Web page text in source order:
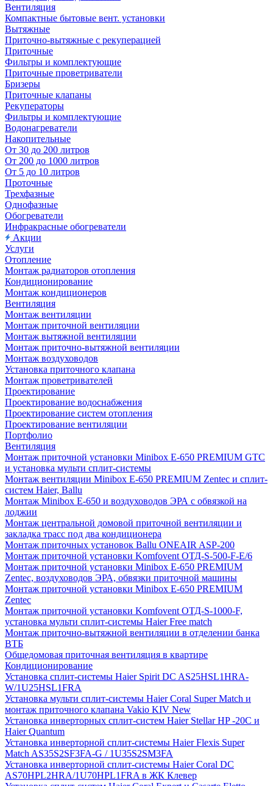
Вентиляция
Компактные бытовые вент. установки
Вытяжные
Приточно-вытяжные с рекуперацией
Приточные
Фильтры и комплектующие
Приточные проветриватели
Бризеры
Приточные клапаны
Рекуператоры
Фильтры и комплектующие
Водонагреватели
Накопительные
От 30 до 200 литров
От 200 до 1000 литров
От 5 до 10 литров
Проточные
Трехфазные
Однофазные
Обогреватели
Инфракрасные обогреватели
Акции
Услуги
Отопление
Монтаж радиаторов отопления
Кондиционирование
Монтаж кондиционеров
Вентиляция
Монтаж вентиляции
Монтаж приточной вентиляции
Монтаж вытяжной вентиляции
Монтаж приточно-вытяжной вентиляции
Монтаж воздуховодов
Установка приточного клапана
Монтаж проветривателей
Проектирование
Проектирование водоснабжения
Проектирование систем отопления
Проектирование вентиляции
Портфолио
Вентиляция
Монтаж приточной установки Minibox E-650 PREMIUM GTC
и установка мульти сплит-системы
Монтаж вентиляции Minibox E-650 PREMIUM Zentec и сплит-
систем Haier, Ballu
Монтаж Minibox E-650 и воздуховодов ЭРА с обвязкой на
лоджии
Монтаж центральной домовой приточной вентиляции и
закладка трасс под два кондиционера
Монтаж приточных установок Ballu ONEAIR ASP-200
Монтаж приточной установки Komfovent ОТД-S-500-F-E/6
Монтаж приточной установки Minibox E-650 PREMIUM
Zentec, воздуховодов ЭРА, обвязки приточной машины
Монтаж приточной установки Minibox E-650 PREMIUM
Zentec
Монтаж приточной установки Komfovent ОТД-S-1000-F,
установка мульти сплит-системы Haier Free match
Монтаж приточно-вытяжной вентиляции в отделении банка
ВТБ
Общедомовая приточная вентиляция в квартире
Кондиционирование
Установка сплит-системы Haier Spirit DC AS25HSL1HRA-
W/1U25HSL1FRA
Установка мульти сплит-системы Haier Coral Super Match и
монтаж приточного клапана Vakio KIV New
Установка инверторных сплит-систем Haier Stellar HP -20С и
Haier Quantum
Установка инверторной сплит-системы Haier Flexis Super
Match AS35S2SF3FA-G / 1U35S2SM3FA
Установка инверторной сплит-системы Haier Coral DC
AS70HPL2HRA/1U70HPL1FRA в ЖК Клевер